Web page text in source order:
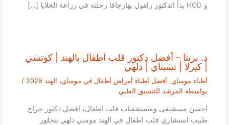
و HOD بدأ الدكتور راهول بهارجافا رحلته في زراعة الخلايا […]
د. بريثا – أفضل دكتور قلب اطفال بالهند | كوتشي
| كيرلا | تشيناي | دلهي
أطباء مومباي, أفضل أطباء أمراض أطفال في مومباي، الهند 2026
/
بواسطة المرشد للتنسيق الطبي
احسن مسشتفى ومستشفيات قلب اطفال، افضل دكتور جراح
طبيب استشاري قلب اطفال في الهند مومبي دلهي بنجلور